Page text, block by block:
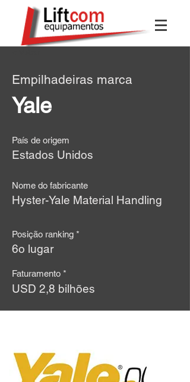
Empilhadeiras marca
Yale
País de origem
Estados Unidos
Nome do fabricante
Hyster-Yale Material Handling
Posição ranking *
6o lugar
Faturamento *
USD 2,8 bilhões